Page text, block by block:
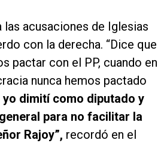
las acusaciones de Iglesias
con la derecha. “Dice que
pactar con el PP, cuando en
nunca hemos pactado
yo dimití como diputado y
para no facilitar la
Rajoy”, recordó en el